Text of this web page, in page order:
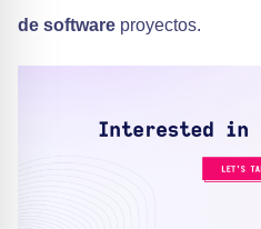
de software proyectos.